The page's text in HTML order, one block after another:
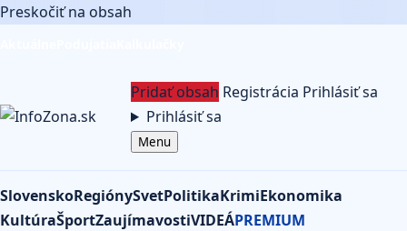
Preskočiť na obsah
Pridať obsah Registrácia Prihlásiť sa
Prihlásiť sa
Menu
SlovenskoRegiónySvetPolitikaKrimiEkonomika
KultúraŠportZaujímavostiVIDEÁPREMIUM